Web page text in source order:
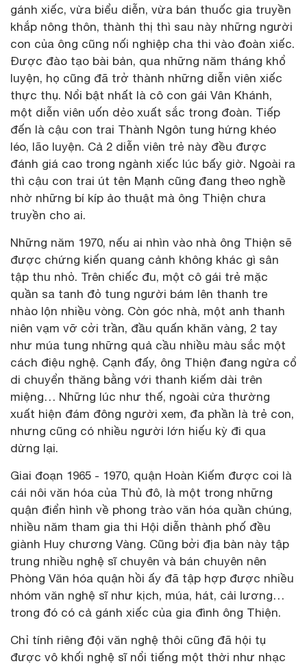
gánh xiếc, vừa biểu diễn, vừa bán thuốc gia truyền
khắp nông thôn, thành thị thì sau này những người
con của ông cũng nối nghiệp cha thi vào đoàn xiếc.
Được đào tạo bài bản, qua những năm tháng khổ
luyện, họ cũng đã trở thành những diễn viên xiếc
thực thụ. Nổi bật nhất là cô con gái Vân Khánh,
một diễn viên uốn dẻo xuất sắc trong đoàn. Tiếp
đến là cậu con trai Thành Ngôn tung hứng khéo
léo, lão luyện. Cả 2 diễn viên trẻ này đều được
đánh giá cao trong ngành xiếc lúc bấy giờ. Ngoài ra
thì cậu con trai út tên Mạnh cũng đang theo nghề
nhờ những bí kíp ảo thuật mà ông Thiện chưa
truyền cho ai.
Những năm 1970, nếu ai nhìn vào nhà ông Thiện sẽ
được chứng kiến quang cảnh không khác gì sân
tập thu nhỏ. Trên chiếc đu, một cô gái trẻ mặc
quần sa tanh đỏ tung người bám lên thanh tre
nhào lộn nhiều vòng. Còn góc nhà, một anh thanh
niên vạm vỡ cởi trần, đầu quấn khăn vàng, 2 tay
như múa tung những quả cầu nhiều màu sắc một
cách điệu nghệ. Cạnh đấy, ông Thiện đang ngửa cổ
di chuyển thăng bằng với thanh kiếm dài trên
miệng… Những lúc như thế, ngoài cửa thường
xuất hiện đám đông người xem, đa phần là trẻ con,
nhưng cũng có nhiều người lớn hiếu kỳ đi qua
dừng lại.
Giai đoạn 1965 - 1970, quận Hoàn Kiếm được coi là
cái nôi văn hóa của Thủ đô, là một trong những
quận điển hình về phong trào văn hóa quần chúng,
nhiều năm tham gia thi Hội diễn thành phố đều
giành Huy chương Vàng. Cũng bởi địa bàn này tập
trung nhiều nghệ sĩ chuyên và bán chuyên nên
Phòng Văn hóa quận hồi ấy đã tập hợp được nhiều
nhóm văn nghệ sĩ như kịch, múa, hát, cải lương…
trong đó có cả gánh xiếc của gia đình ông Thiện.
Chỉ tính riêng đội văn nghệ thôi cũng đã hội tụ
được vô khối nghệ sĩ nổi tiếng một thời như nhạc